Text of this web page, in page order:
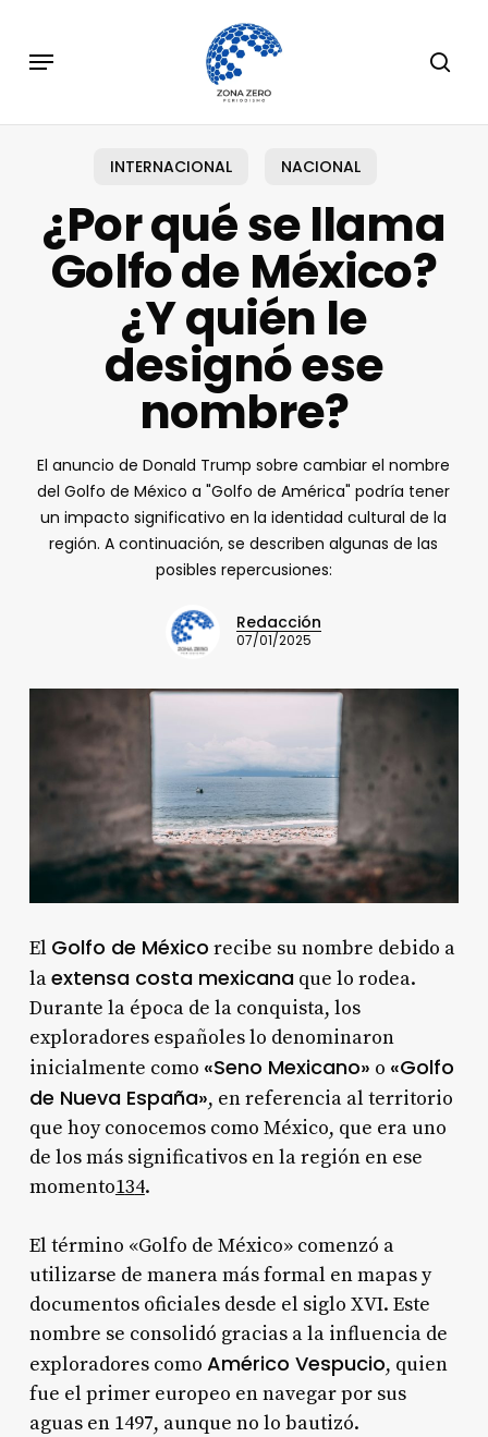
main
Menu
INTERNACIONAL NACIONAL
¿Por qué se llama
Golfo de México?
¿Y quién le
designó ese
nombre?
El anuncio de Donald Trump sobre cambiar el nombre
del Golfo de México a "Golfo de América" podría tener
un impacto significativo en la identidad cultural de la
región. A continuación, se describen algunas de las
posibles repercusiones:
Redacción
07/01/2025
El Golfo de México recibe su nombre debido a
laextensa costa mexicanaque lo rodea.
Durante la época de la conquista, los
exploradores españoles lo denominaron
inicialmente como «Seno Mexicano» o «Golfo
de Nueva España», en referencia al territorio
que hoy conocemos como México, que era uno
de los más significativos en la región en ese
momento134.
El término «Golfo de México» comenzó a
utilizarse de manera más formal en mapas y
documentos oficiales desde el siglo XVI. Este
nombre se consolidó gracias a la influencia de
exploradores como Américo Vespucio, quien
fue el primer europeo en navegar por sus
aguas en 1497, aunque no lo bautizó.